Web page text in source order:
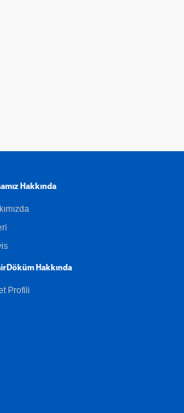
Hakkında
Hakkında
Profili